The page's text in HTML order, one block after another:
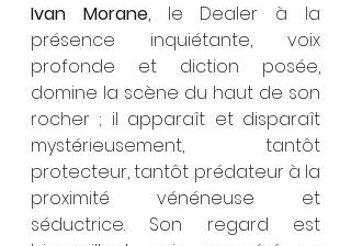
Ivan Morane, le Dealer à la
présence inquiétante, voix
profonde et diction posée,
domine la scène du haut de son
rocher ; il apparaît et disparaît
mystérieusement, tantôt
protecteur, tantôt prédateur à la
proximité vénéneuse et
séductrice. Son regard est